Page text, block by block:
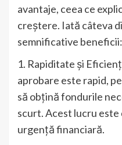
avantaje, ceea ce
creștere. Iată câteva
semnificative beneficii:
1. Rapiditate și
aprobare este rapid,
să obțină fondurile
scurt. Acest lucru este
urgență financiară.